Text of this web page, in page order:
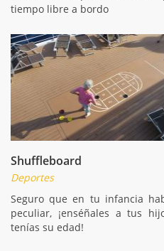
tiempo libre a bordo
Shuffleboard
Deportes
Seguro que en tu infancia
peculiar, ¡enséñales a tus
tenías su edad!